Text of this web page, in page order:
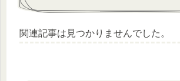
関連記事は見つかりませんでした。